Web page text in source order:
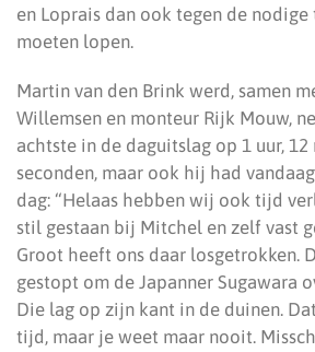
en Loprais dan ook tegen de nodige
moeten lopen.
Martin van den Brink werd, samen
Willemsen en monteur Rijk Mouw,
achtste in de daguitslag op 1 uur, 12
seconden, maar ook hij had
dag: “Helaas hebben wij ook tijd
stil gestaan bij Mitchel en zelf vast
Groot heeft ons daar losgetrokken.
gestopt om de Japanner Sugawara
Die lag op zijn kant in de duinen.
tijd, maar je weet maar nooit.